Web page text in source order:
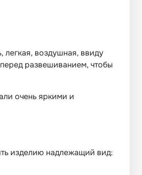
легкая, воздушная, ввиду
развешиванием, чтобы
очень яркими и
изделию надлежащий вид: